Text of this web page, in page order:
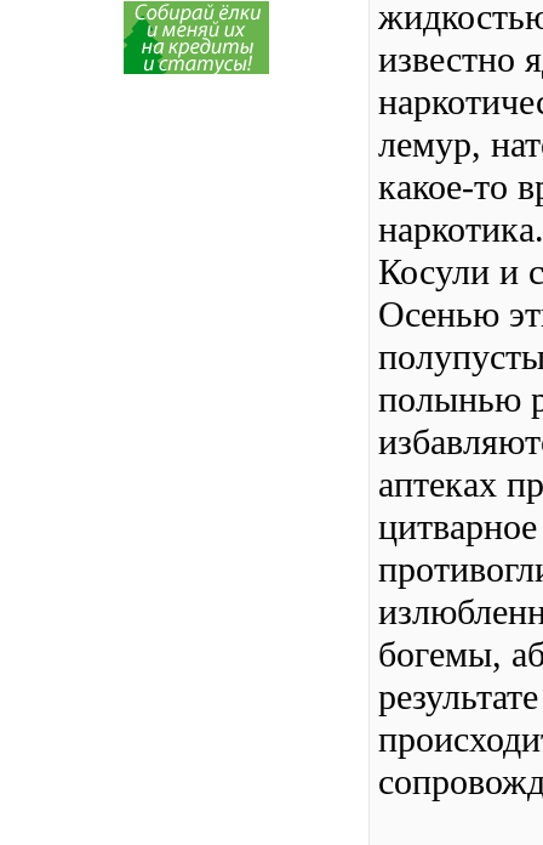
известно
лемур,
какое-то
наркотика.
Косули и
Осенью
полынью
аптеках
богемы,